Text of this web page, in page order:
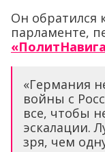
Он обратился
парламенте,
«Германия
войны с
все, чтобы
эскалации.
зря, чем